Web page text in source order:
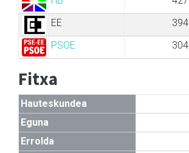
EE
394
PSOE
304
Fitxa
Hauteskundea
Eguna
Errolda